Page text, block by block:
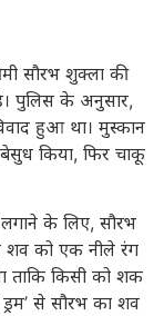
सौरभ शुक्ला की
पुलिस के अनुसार,
हुआ था। मुस्कान
किया, फिर चाकू
के लिए, सौरभ
को एक नीले रंग
ताकि किसी को शक
से सौरभ का शव